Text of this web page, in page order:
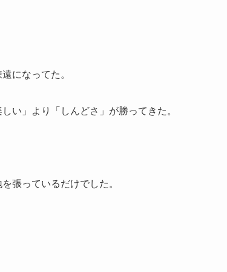
になってた。
い」より「しんどさ」が勝ってきた。
張っているだけでした。